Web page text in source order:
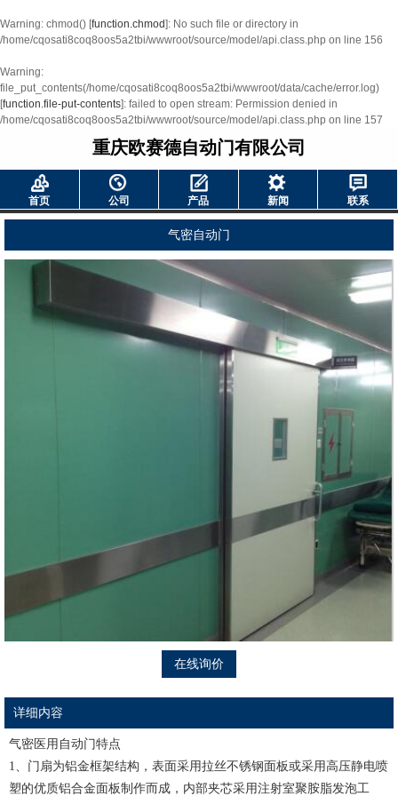
Warning: chmod() [function.chmod]: No such file or directory in
/home/cqosati8coq8oos5a2tbi/wwwroot/source/model/api.class.php on line 156
Warning:
file_put_contents(/home/cqosati8coq8oos5a2tbi/wwwroot/data/cache/error.log)
[function.file-put-contents]: failed to open stream: Permission denied in
/home/cqosati8coq8oos5a2tbi/wwwroot/source/model/api.class.php on line 157
重庆欧赛德自动门有限公司
首页 公司 产品 新闻 联系
气密自动门
在线询价
详细内容
气密医用自动门特点
1、门扇为铝金框架结构，表面采用拉丝不锈钢面板或采用高压静电喷
塑的优质铝合金面板制作而成，内部夹芯采用注射室聚胺脂发泡工